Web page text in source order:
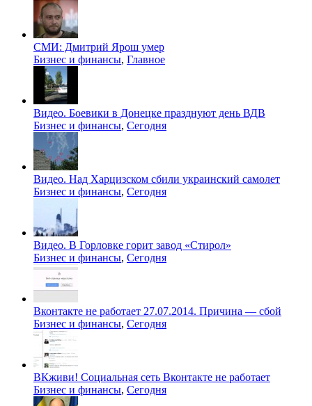
СМИ: Дмитрий Ярош умер
Бизнес и финансы, Главное
Видео. Боевики в Донецке празднуют день ВДВ
Бизнес и финансы, Сегодня
Видео. Над Харцизском сбили украинский самолет
Бизнес и финансы, Сегодня
Видео. В Горловке горит завод «Стирол»
Бизнес и финансы, Сегодня
Вконтакте не работает 27.07.2014. Причина — сбой
Бизнес и финансы, Сегодня
ВКживи! Социальная сеть Вконтакте не работает
Бизнес и финансы, Сегодня